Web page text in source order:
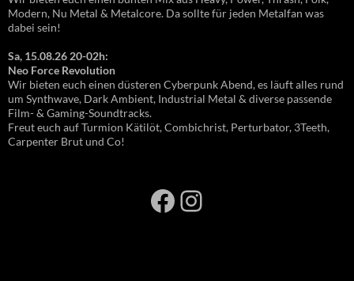
Modern, Nu Metal & Metalcore. Da sollte für jeden Metalfan was
dabei sein!
Sa, 15.08.26 20-02h:
Neo Force Revolution
Wir bieten euch einen düsteren Cyberpunk Abend, es läuft alles rund
um Synthwave, Dark Ambient, Industrial Metal & diverse passende
Film- & Gaming-Soundtracks.
Freut euch auf Turmion Kätilöt, Combichrist, Perturbator, 3Teeth,
Carpenter Brut und Co!
Facebook
Instagram